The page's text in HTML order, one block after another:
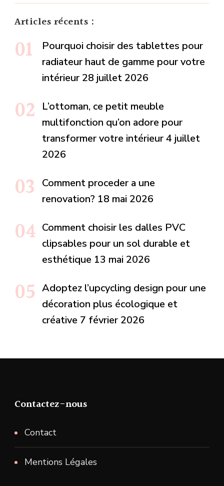
Articles récents :
Pourquoi choisir des tablettes pour
radiateur haut de gamme pour votre
intérieur 28 juillet 2026
L’ottoman, ce petit meuble
multifonction qu’on adore pour
transformer votre intérieur4 juillet
2026
Comment proceder a une
renovation? 18 mai 2026
Comment choisir les dalles PVC
clipsables pour un sol durable et
esthétique 13 mai 2026
Adoptez l’upcycling design pour une
décoration plus écologique et
créative 7 février 2026
Contactez-nous
Contact
Mentions Légales